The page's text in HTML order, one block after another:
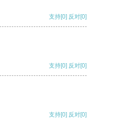
支持[0] 反对[0]
支持[0] 反对[0]
支持[0] 反对[0]